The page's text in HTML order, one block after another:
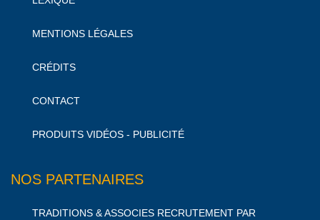
MENTIONS LÉGALES
CRÉDITS
CONTACT
PRODUITS VIDÉOS - PUBLICITÉ
NOS PARTENAIRES
TRADITIONS & ASSOCIES RECRUTEMENT PAR